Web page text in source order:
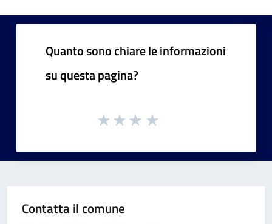
Quanto sono chiare le informazioni
su questa pagina?
Contatta il comune